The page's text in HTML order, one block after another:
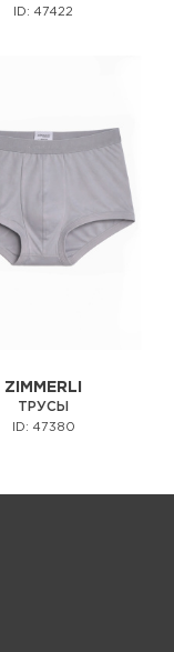
ID: 47422
ZIMMERLI
ТРУСЫ
ID: 47380